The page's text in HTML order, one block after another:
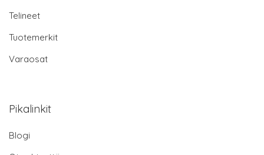
Telineet
Tuotemerkit
Varaosat
Pikalinkit
Blogi